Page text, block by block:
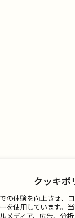
クッキポ
の体験を向上させ、
を使用しています。